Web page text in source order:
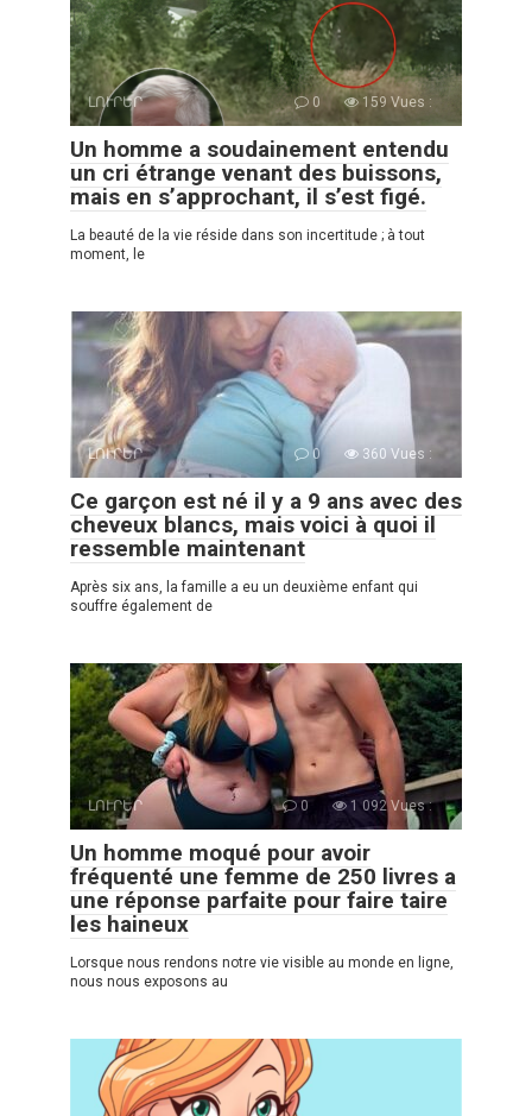
ԼՈՒՐԵՐ 0 159 Vues :
Un homme a soudainement entendu
un cri étrange venant des buissons,
mais en s’approchant, il s’est figé.
La beauté de la vie réside dans son incertitude ; à tout
moment, le
ԼՈՒՐԵՐ 0 360 Vues :
Ce garçon est né il y a 9 ans avec des
cheveux blancs, mais voici à quoi il
ressemble maintenant
Après six ans, la famille a eu un deuxième enfant qui
souffre également de
ԼՈՒՐԵՐ 0 1 092 Vues :
Un homme moqué pour avoir
fréquenté une femme de 250 livres a
une réponse parfaite pour faire taire
les haineux
Lorsque nous rendons notre vie visible au monde en ligne,
nous nous exposons au